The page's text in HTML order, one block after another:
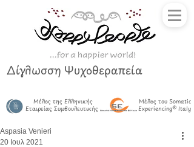
Δίγλωσση Ψυχοθεραπεία
Μέλος της Ελληνικής
Εταιρείας Συμβουλευτικής
Μέλος του Somatic
Experiencing® Italy
Aspasia Venieri
20 Ιουλ 2021